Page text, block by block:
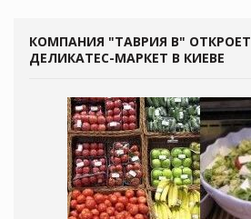
КОМПАНИЯ "ТАВРИЯ В" ОТКРОЕТ
ДЕЛИКАТЕС-МАРКЕТ В КИЕВЕ